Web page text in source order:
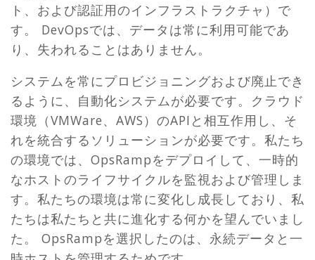
ト、および認証用のインフラストラクチャ）で
す。 DevOpsでは、データは常に利用可能であ
り、失われることはありません。
システムを常にプロビジョニングおよび廃止でき
るように、自動化システムが必要です。クラウド
環境（VMWare、AWS）のAPIと相互作用し、そ
れを統合するソリューションが必要です。私たち
の環境では、OpsRampをデプロイして、一時的
なホストのライフサイクルを監視および管理しま
す。私たちの環境は常に変化し成長しており、私
たちは私たちと共に進化する何かを望んでいまし
た。 OpsRampを選択したのは、永続データと一